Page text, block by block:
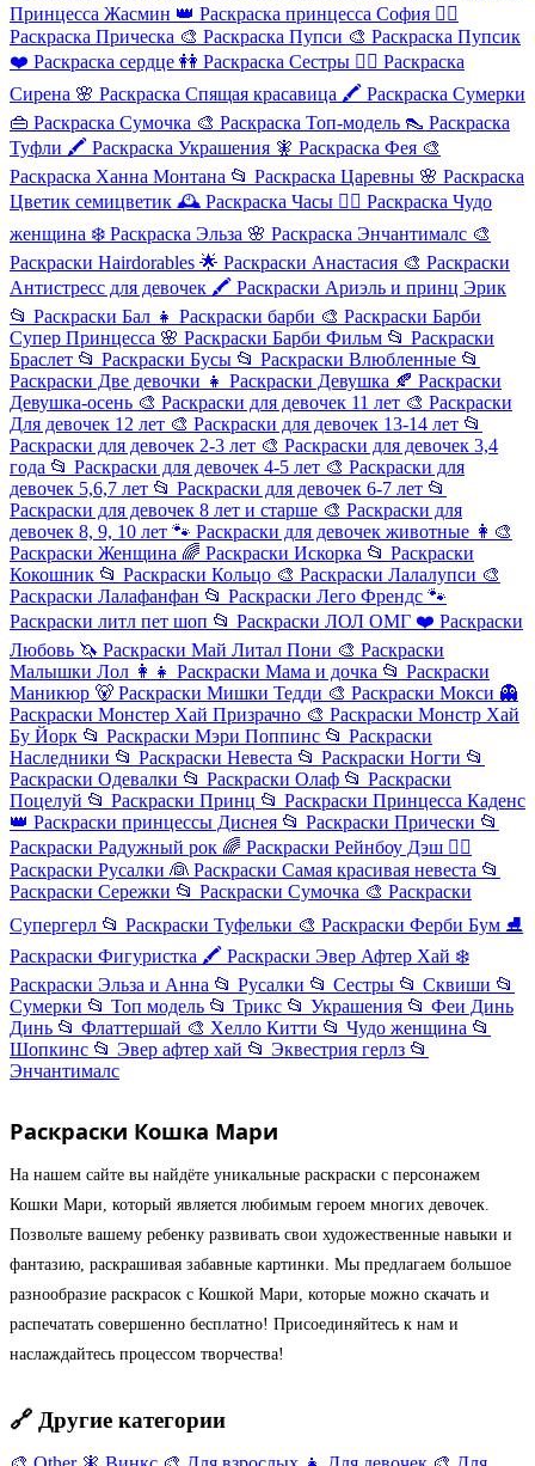
Принцесса Жасмин 👑 Раскраска принцесса София 💇‍♀️
Раскраска Прическа 🎨 Раскраска Пупси 🎨 Раскраска Пупсик
❤️ Раскраска сердце 👭 Раскраска Сестры 🧜‍♀️ Раскраска
Сирена 🌸 Раскраска Спящая красавица 🖍️ Раскраска Сумерки
👜 Раскраска Сумочка 🎨 Раскраска Топ-модель 👠 Раскраска
Туфли 🖍️ Раскраска Украшения 🧚 Раскраска Фея 🎨
Раскраска Ханна Монтана 📂 Раскраска Царевны 🌸 Раскраска
Цветик семицветик 🕰️ Раскраска Часы 🦸‍♀️ Раскраска Чудо
женщина ❄️ Раскраска Эльза 🌸 Раскраска Энчантималс 🎨
Раскраски Hairdorables 🌟 Раскраски Анастасия 🎨 Раскраски
Антистресс для девочек 🖍️ Раскраски Ариэль и принц Эрик
📂 Раскраски Бал 👧 Раскраски барби 🎨 Раскраски Барби
Супер Принцесса 🌸 Раскраски Барби Фильм 📂 Раскраски
Браслет 📂 Раскраски Бусы 📂 Раскраски Влюбленные 📂
Раскраски Две девочки 👧 Раскраски Девушка 🍂 Раскраски
Девушка-осень 🎨 Раскраски для девочек 11 лет 🎨 Раскраски
Для девочек 12 лет 🎨 Раскраски для девочек 13-14 лет 📂
Раскраски для девочек 2-3 лет 🎨 Раскраски для девочек 3,4
года 📂 Раскраски для девочек 4-5 лет 🎨 Раскраски для
девочек 5,6,7 лет 📂 Раскраски для девочек 6-7 лет 📂
Раскраски для девочек 8 лет и старше 🎨 Раскраски для
девочек 8, 9, 10 лет 🐾 Раскраски для девочек животные 👩‍🎨
Раскраски Женщина 🌈 Раскраски Искорка 📂 Раскраски
Кокошник 📂 Раскраски Кольцо 🎨 Раскраски Лалалупси 🎨
Раскраски Лалафанфан 📂 Раскраски Лего Френдс 🐾
Раскраски литл пет шоп 📂 Раскраски ЛОЛ ОМГ ❤️ Раскраски
Любовь 🦄 Раскраски Май Литал Пони 🎨 Раскраски
Малышки Лол 👩‍👧 Раскраски Мама и дочка 📂 Раскраски
Маникюр 🐻 Раскраски Мишки Тедди 🎨 Раскраски Мокси 👻
Раскраски Монстер Хай Призрачно 🎨 Раскраски Монстр Хай
Бу Йорк 📂 Раскраски Мэри Поппинс 📂 Раскраски
Наследники 📂 Раскраски Невеста 📂 Раскраски Ногти 📂
Раскраски Одевалки 📂 Раскраски Олаф 📂 Раскраски
Поцелуй 📂 Раскраски Принц 📂 Раскраски Принцесса Каденс
👑 Раскраски принцессы Диснея 📂 Раскраски Прически 📂
Раскраски Радужный рок 🌈 Раскраски Рейнбоу Дэш 🧜‍♀️
Раскраски Русалки 👰 Раскраски Самая красивая невеста 📂
Раскраски Сережки 📂 Раскраски Сумочка 🎨 Раскраски
Супергерл 📂 Раскраски Туфельки 🎨 Раскраски Ферби Бум ⛸️
Раскраски Фигуристка 🖍️ Раскраски Эвер Афтер Хай ❄️
Раскраски Эльза и Анна 📂 Русалки 📂 Сестры 📂 Сквиши 📂
Сумерки 📂 Топ модель 📂 Трикс 📂 Украшения 📂 Феи Динь
Динь 📂 Флаттершай 🎨 Хелло Китти 📂 Чудо женщина 📂
Шопкинс 📂 Эвер афтер хай 📂 Эквестрия герлз 📂
Энчантималс
Раскраски Кошка Мари
На нашем сайте вы найдёте уникальные раскраски с персонажем
Кошки Мари, который является любимым героем многих девочек.
Позвольте вашему ребенку развивать свои художественные навыки и
фантазию, раскрашивая забавные картинки. Мы предлагаем большое
разнообразие раскрасок с Кошкой Мари, которые можно скачать и
распечатать совершенно бесплатно! Присоединяйтесь к нам и
наслаждайтесь процессом творчества!
🔗 Другие категории